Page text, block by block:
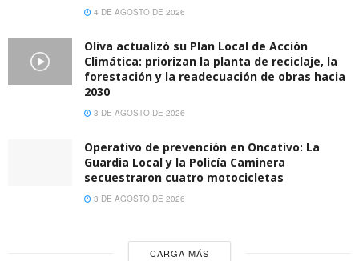
4 DE AGOSTO DE 2026
Oliva actualizó su Plan Local de Acción
Climática: priorizan la planta de reciclaje, la
forestación y la readecuación de obras hacia
2030
3 DE AGOSTO DE 2026
Operativo de prevención en Oncativo: La
Guardia Local y la Policía Caminera
secuestraron cuatro motocicletas
3 DE AGOSTO DE 2026
CARGA MÁS